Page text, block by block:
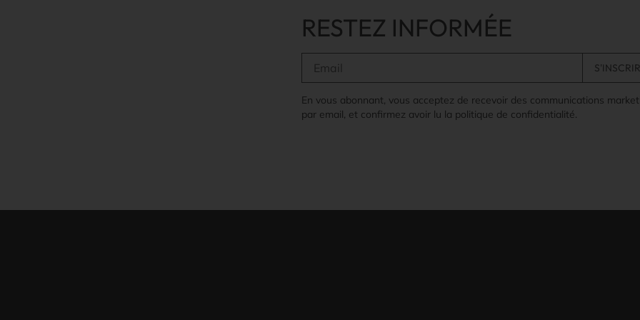
RESTEZ INFORMÉE
En vous abonnant, vous acceptez de recevoir des communications
par email, et confirmez avoir lu la politique de confidentialité.